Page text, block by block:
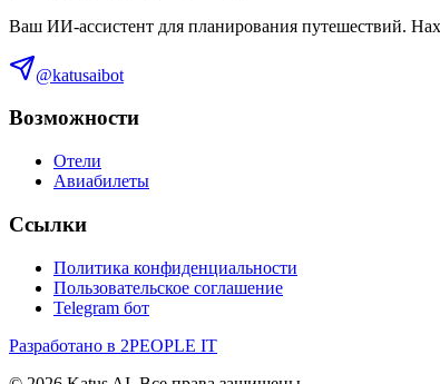
Ваш ИИ-ассистент для планирования путешествий.
@katusaibot
Возможности
Отели
Авиабилеты
Ссылки
Политика конфиденциальности
Пользовательское соглашение
Telegram бот
Разработано в 2PEOPLE IT